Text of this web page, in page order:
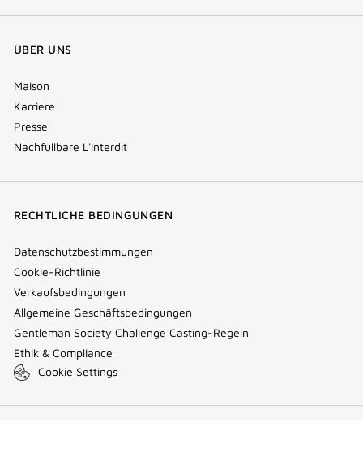
ÜBER UNS
Maison
Karriere
Presse
Nachfüllbare L'Interdit
RECHTLICHE BEDINGUNGEN
Datenschutzbestimmungen
Cookie-Richtlinie
Verkaufsbedingungen
Allgemeine Geschäftsbedingungen
Gentleman Society Challenge Casting-Regeln
Ethik & Compliance
Cookie Settings